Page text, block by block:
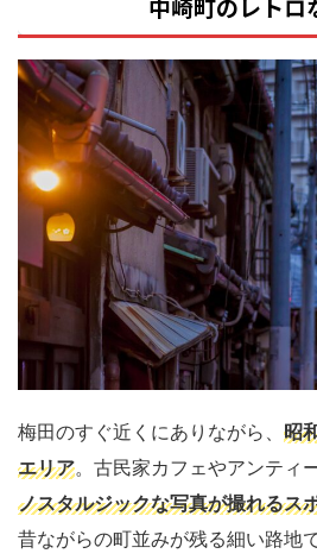
中崎町のレトロ
梅田のすぐ近くにありながら、 昭
エリア。古民家カフェやアンティ
ノスタルジックな写真が撮れるス
昔ながらの町並みが残る細い路地